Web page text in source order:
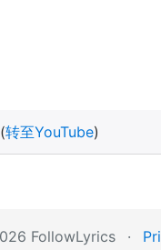
转至YouTube)
FollowLyrics ·